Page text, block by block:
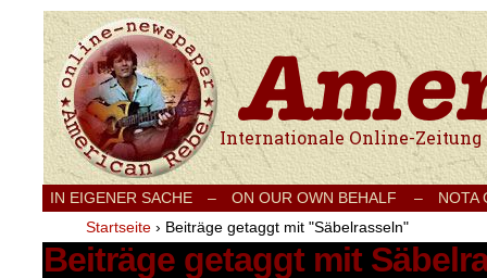
Internationale Onlinezeitung für Frieden,
IN EIGENER SACHE – ON OUR OWN BEHALF –
NOTA
Startseite › Beiträge getaggt mit "Säbelrasseln"
Beiträge getaggt mit